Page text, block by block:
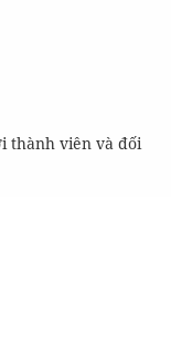
thành viên và đối